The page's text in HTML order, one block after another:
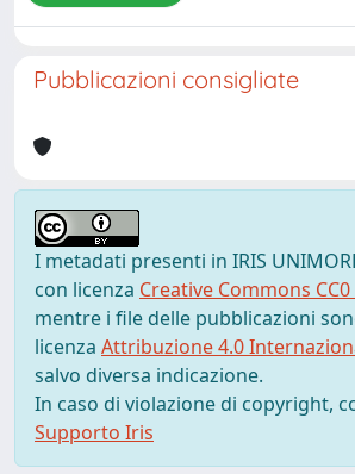
Pubblicazioni consigliate
I metadati presenti in IRIS
con licenza Creative Commons
mentre i file delle pubblicazioni
licenza Attribuzione 4.0
salvo diversa indicazione.
In caso di violazione di copyright,
Supporto Iris